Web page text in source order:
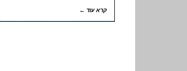
קרא עוד ←